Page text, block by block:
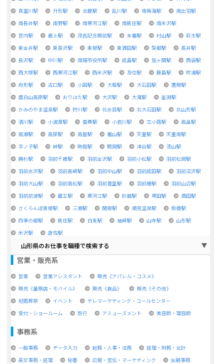
真室川駅
升形駅 女鹿駅 乱川駅 南鳥海駅
南出羽駅
南長井駅
南野駅 南寒河江駅 南新庄駅
南米沢駅
宮内駅
最上駅 茂吉記念館前駅 本楯駅 村山駅
萩生駅
東金井駅
東長沢駅 東根駅 東酒田駅 梨郷駅
長井駅
長沢駅
中川駅 南陽市役所駅 成島駅 鼠ヶ関駅
西袋駅
西大塚駅
西寒河江駅 西米沢駅 及位駅 藤島駅
吹浦駅
舟形駅
古口駅 小国駅 大堀駅 大石田駅
置賜駅
面白山高原駅
おりはた駅 大沢駅 大滝駅
釜淵駅
かみのやま温泉駅
狩川駅 北余目駅 北大石田駅
北山形駅
清川駅
小波渡駅 蚕桑駅 小岩川駅 立小路駅
高畠駅
高瀬駅
高擶駅 高屋駅 楯山駅 天童駅
天童南駅
手ノ子駅
峠駅 時庭駅 鶴岡駅 津谷駅
漆山駅
鵜杉駅
羽前千歳駅 羽前金沢駅 羽前小松駅
羽前松岡駅
羽前水沢駅
羽前長崎駅 羽前中山駅 羽前成田駅
羽前沼沢駅
羽前大山駅
羽前高松駅 羽前豊里駅 羽前椿駅
羽前山辺駅
羽前前波駅
蔵王駅 寒河江駅 砂越駅 堺田駅
酒田駅
さくらんぼ東根駅
三瀬駅 関根駅 瀬見温泉駅
柴橋駅
四季の郷駅
新庄駅 白兎駅 袖崎駅 山寺駅
山形駅
米沢駅
遊佐駅
山形県のお仕事を職種で検索する
営業・販売系
営業 営業アシスタント
販売《アパレル・コスメ》
販売《量販店・モバイル》
販売《食品》
販売《その他》
冠婚葬祭
イベント
テレマーケティング・コールセンター
受付・ショールーム
旅行 アミューズメント 美容師・理容師
事務系
一般事務 データ入力 総務・人事・法務
経理・財務・会計
英文事務・経理
秘書 広報・宣伝・マーケティング
金融事務